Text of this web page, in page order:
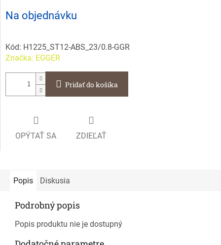
Jednotková
cena:
Na objednávku
Kód: H1225_ST12-ABS_23/0.8-GGR
Značka: EGGER
Pridať do košíka
OPÝTAŤ SA ZDIEĽAŤ
Popis Diskusia
Podrobný popis
Popis produktu nie je dostupný